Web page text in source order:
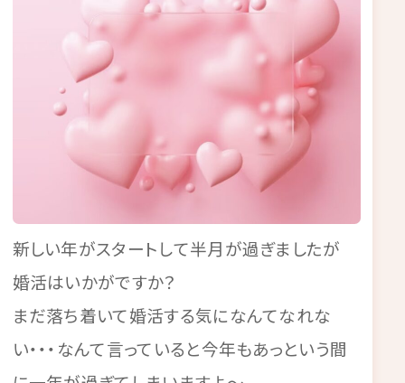
新しい年がスタートして半月が過ぎましたが
婚活はいかがですか？
まだ落ち着いて婚活する気になんてなれな
い・・・なんて言っていると今年もあっという間